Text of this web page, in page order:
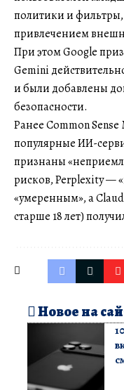
политики и
привлечением
При этом Google
Gemini
и были добавлены
безопасности.
Ранее Common
популярные ИИ-
признаны
рисков, Perplexity —
«умеренным», а
старше 18 лет)
Новое на